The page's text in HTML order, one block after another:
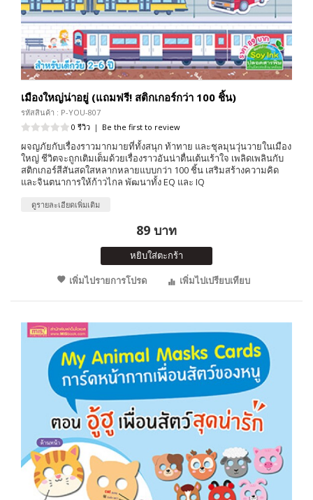
เมืองใหญ่น่าอยู่ (แถมฟรี! สติกเกอร์กว่า 100 ชิ้น)
รหัสสินค้า : P-YOU-807
0 รีวิว | Be the first to review
ผจญภัยกับเรื่องราวมากมายที่ทั้งสนุก ท้าทาย และชุลมุนวุ่นวายในเมือง
ใหญ่ ชีวิตจะถูกเติมเต็มด้วยเรื่องราวอันน่าตื่นเต้นเร้าใจ เพลิดเพลินกับ
สติกเกอร์สีสันสดใสหลากหลายแบบกว่า 100 ชิ้น เสริมสร้างความคิด
และจินตนาการให้ก้าวไกล พัฒนาทั้ง EQ และ IQ
ดูรายละเอียดเพิ่มเติม
89 บาท
หยิบใส่ตะกร้า
เพิ่มไปรายการโปรด
เพิ่มไปเปรียบเทียบ